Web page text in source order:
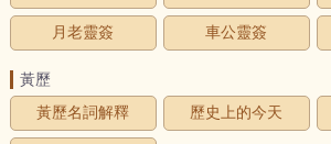
月老靈簽 車公靈簽
黃歷
黃歷名詞解釋
歷史上的今天